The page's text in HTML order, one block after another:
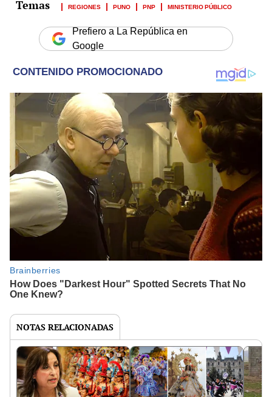
REGIONES PUNO PNP MINISTERIO PÚBLICO
Prefiero a La República en
Google
NOTAS RELACIONADAS